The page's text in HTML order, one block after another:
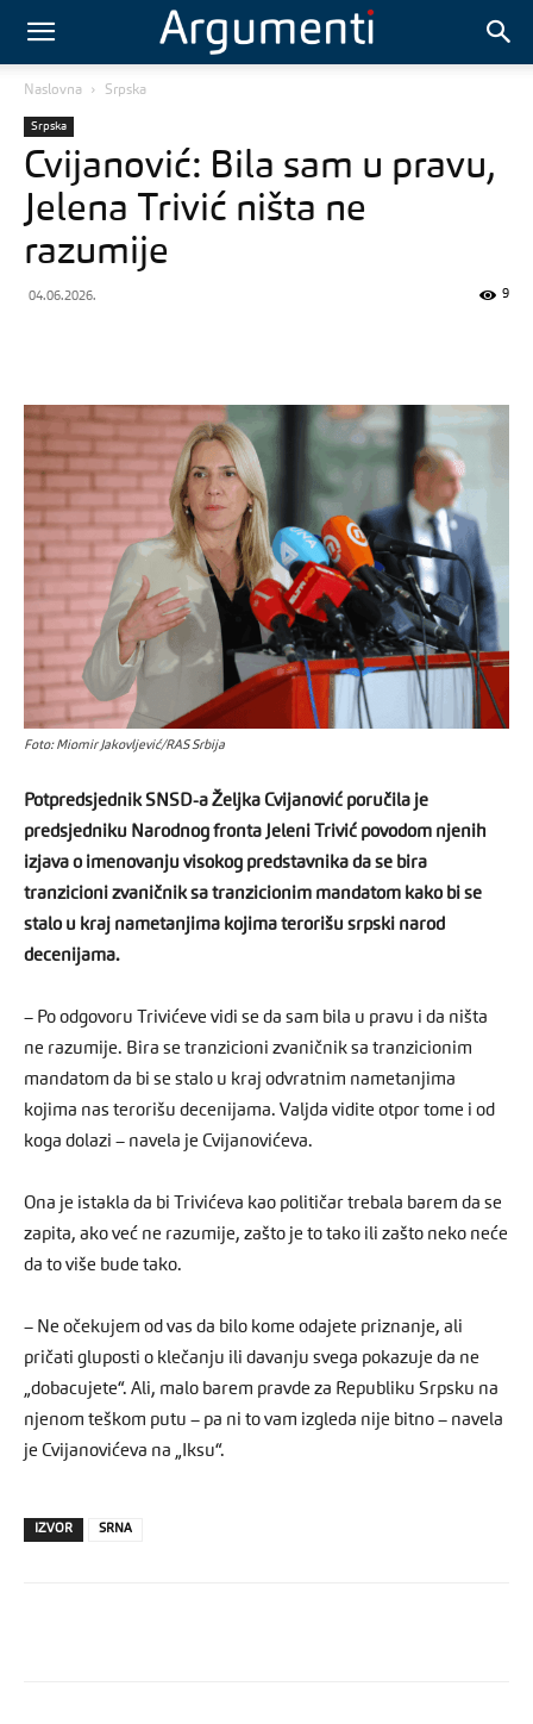
Naslovna Srpska
Srpska
Cvijanović: Bila sam u pravu,
Jelena Trivić ništa ne
razumije
04.06.2026. 9
Foto: Miomir Jakovljević/RAS Srbija
Potpredsjednik SNSD-a Željka Cvijanović poručila je
predsjedniku Narodnog fronta Jeleni Trivić povodom njenih
izjava o imenovanju visokog predstavnika da se bira
tranzicioni zvaničnik sa tranzicionim mandatom kako bi se
stalo u kraj nametanjima kojima terorišu srpski narod
decenijama.
– Po odgovoru Trivićeve vidi se da sam bila u pravu i da ništa
ne razumije. Bira se tranzicioni zvaničnik sa tranzicionim
mandatom da bi se stalo u kraj odvratnim nametanjima
kojima nas terorišu decenijama. Valjda vidite otpor tome i od
koga dolazi – navela je Cvijanovićeva.
Ona je istakla da bi Trivićeva kao političar trebala barem da se
zapita, ako već ne razumije, zašto je to tako ili zašto neko neće
da to više bude tako.
– Ne očekujem od vas da bilo kome odajete priznanje, ali
pričati gluposti o klečanju ili davanju svega pokazuje da ne
„dobacujete“. Ali, malo barem pravde za Republiku Srpsku na
njenom teškom putu – pa ni to vam izgleda nije bitno – navela
je Cvijanovićeva na „Iksu“.
IZVOR SRNA